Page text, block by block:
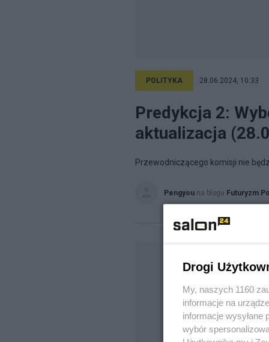
POLITYKA 28.06.2024, 10:33
Predykcja 2:
aktualizacja
Przewodniczącego komisji nie
Pengyou na blogu Futuryzm
Drogi
My, naszych 1160
informacje na
informacje wysyłane
wybór